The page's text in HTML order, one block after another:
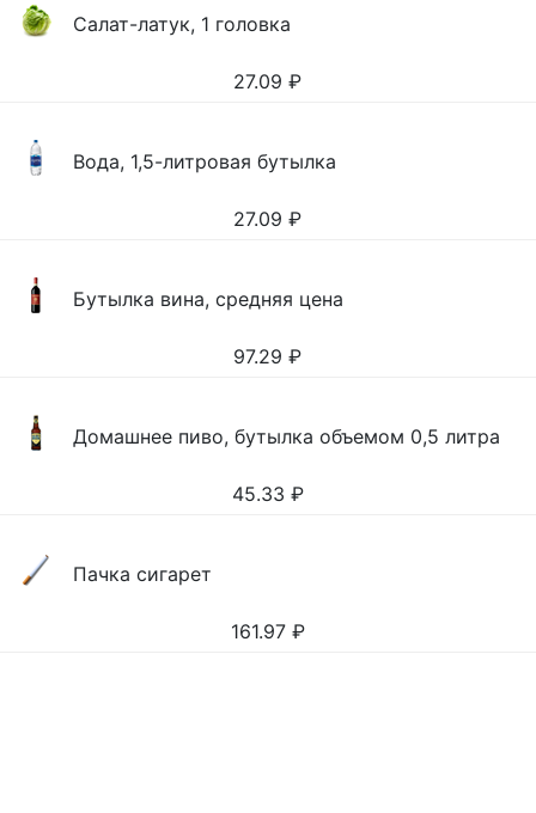
Салат-латук, 1 головка
27.09 ₽
Вода, 1,5-литровая бутылка
27.09 ₽
Бутылка вина, средняя цена
97.29 ₽
Домашнее пиво, бутылка объемом 0,5 литра
45.33 ₽
Пачка сигарет
161.97 ₽